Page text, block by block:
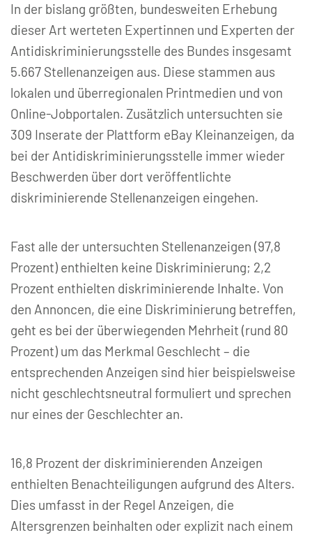
In der bislang größten, bundesweiten Erhebung
dieser Art werteten Expertinnen und Experten der
Antidiskriminierungsstelle des Bundes insgesamt
5.667 Stellenanzeigen aus. Diese stammen aus
lokalen und überregionalen Printmedien und von
Online-Jobportalen. Zusätzlich untersuchten sie
309 Inserate der Plattform eBay Kleinanzeigen, da
bei der Antidiskriminierungsstelle immer wieder
Beschwerden über dort veröffentlichte
diskriminierende Stellenanzeigen eingehen.
Fast alle der untersuchten Stellenanzeigen (97,8
Prozent) enthielten keine Diskriminierung; 2,2
Prozent enthielten diskriminierende Inhalte. Von
den Annoncen, die eine Diskriminierung betreffen,
geht es bei der überwiegenden Mehrheit (rund 80
Prozent) um das Merkmal Geschlecht – die
entsprechenden Anzeigen sind hier beispielsweise
nicht geschlechtsneutral formuliert und sprechen
nur eines der Geschlechter an.
16,8 Prozent der diskriminierenden Anzeigen
enthielten Benachteiligungen aufgrund des Alters.
Dies umfasst in der Regel Anzeigen, die
Altersgrenzen beinhalten oder explizit nach einem